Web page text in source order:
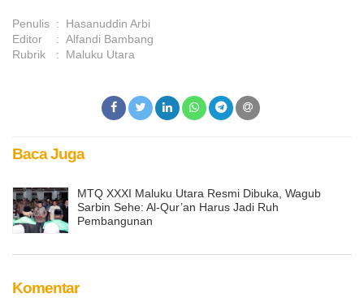
Penulis :
Hasanuddin Arbi
Editor
: Alfandi Bambang
Rubrik
: Maluku Utara
Baca Juga
MTQ XXXI Maluku Utara Resmi Dibuka, Wagub
Sarbin Sehe: Al-Qur’an Harus Jadi Ruh
Pembangunan
Komentar